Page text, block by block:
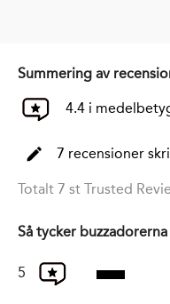
Summering av
4.4 i
7 recensioner
Totalt 7 st Trusted
Så tycker buzzadorerna
5